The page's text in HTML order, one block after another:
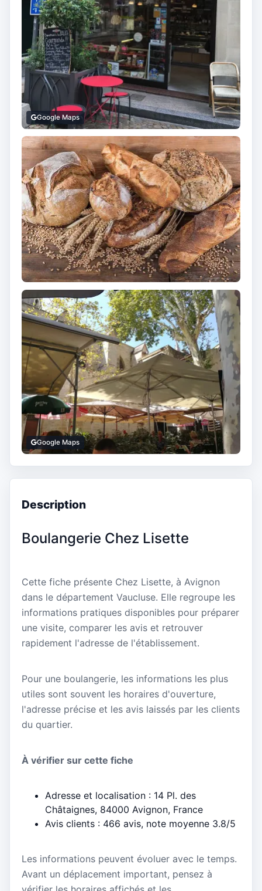
Google Maps
Google Maps
Description
Boulangerie Chez Lisette
Cette fiche présente Chez Lisette, à Avignon
dans le département Vaucluse. Elle regroupe les
informations pratiques disponibles pour préparer
une visite, comparer les avis et retrouver
rapidement l'adresse de l'établissement.
Pour une boulangerie, les informations les plus
utiles sont souvent les horaires d'ouverture,
l'adresse précise et les avis laissés par les clients
du quartier.
À vérifier sur cette fiche
Adresse et localisation : 14 Pl. des
Châtaignes, 84000 Avignon, France
Avis clients : 466 avis, note moyenne 3.8/5
Les informations peuvent évoluer avec le temps.
Avant un déplacement important, pensez à